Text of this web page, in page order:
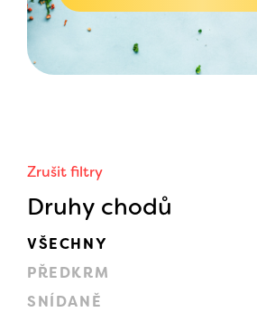
Zrušit filtry
Druhy chodů
VŠECHNY
PŘEDKRM
SNÍDANĚ